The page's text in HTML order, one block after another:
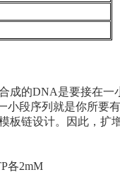
成的DNA是要接在一
段序列就是你所要
板链设计。因此，扩
各2mM